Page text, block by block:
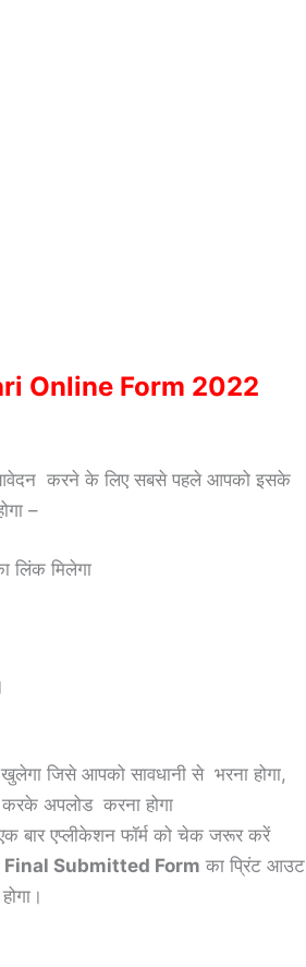
Online Form 2022
करने के लिए सबसे पहले आपको इसके
–
लिंक मिलेगा
जिसे आपको सावधानी से भरना होगा,
करके अपलोड करना होगा
बार एप्लीकेशन फॉर्म को चेक जरूर करें
Final Submitted Form का प्रिंट आउट